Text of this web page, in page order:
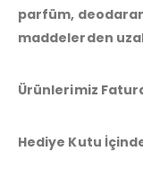
parfüm,
maddelerden
Ürünlerimiz
Hediye Kutu